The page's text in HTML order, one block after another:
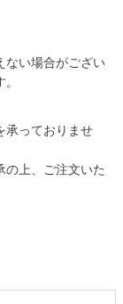
ない場合がござい
承っておりませ
の上、ご注文いた